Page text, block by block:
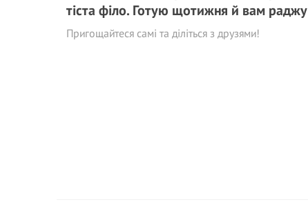
тіста філо. Готую щотижня й вам раджу
Пригощайтеся самі та діліться з друзями!